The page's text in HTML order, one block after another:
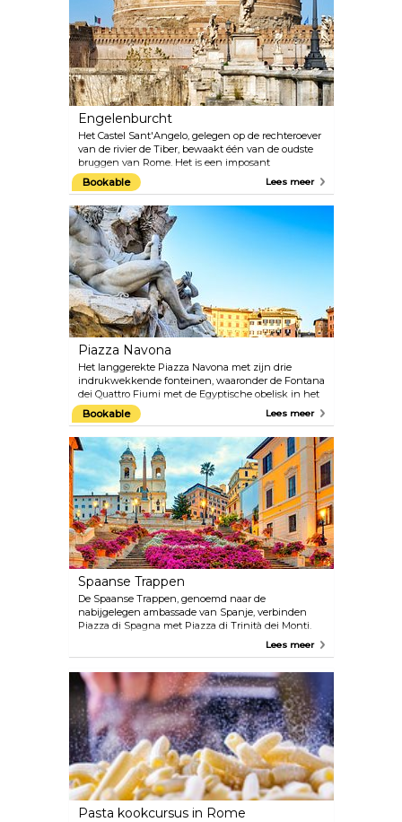
bent, mis dan niet de kans om naar de top van de
koepel te gaan, waar het adembenemende uitzicht
op het Sint-Pietersplein op je wacht.
Engelenburcht
Het Castel Sant'Angelo, gelegen op de rechteroever
van de rivier de Tiber, bewaakt één van de oudste
bruggen van Rome. Het is een imposant
cilindervormig gebouw, oorspronkelijk gebouwd in
opdracht van keizer Hadrianus als mausoleum voor
hemzelf en zijn familie. Het werd later omgebouwd
tot een fort, een pauselijke residentie en een
gevangenis. Nu is het een museum met een
prachtig uitzicht over Rome.
Bookable Lees meer
Piazza Navona
Het langgerekte Piazza Navona met zijn drie
indrukwekkende fonteinen, waaronder de Fontana
dei Quattro Fiumi met de Egyptische obelisk in het
midden, is het beroemdste en meest levendige
plein van Rome. Het plein is gebouwd in de 1e
eeuw na Christus. Het was vroeger een stadion voor
atletiekwedstrijden en bood plaats aan meer dan
20.000 toeschouwers. Het decor van barokke
architectuur, toeristen, straatartiesten, restaurants
en bars maakt het de perfecte setting om van het
moment te genieten.
Bookable Lees meer
Spaanse Trappen
De Spaanse Trappen, genoemd naar de
nabijgelegen ambassade van Spanje, verbinden
Piazza di Spagna met Piazza di Trinità dei Monti.
De monumentale trap staat bekend als een
ontmoetingsplaats voor zowel toeristen als de lokale
bezienswaardigheden op de eerste rij plaatsnemen
voor het spektakel van het straatleven in Rome. In
het voorjaar bloeien de Spaanse Trappen met
azaleabloemen, waardoor het één van de meest
fotogenieke attracties in Rome is. De trappen zijn
over de hele wereld beroemd geworden, mede
dankzij Audrey Hepburn's film “Roman Holiday” en
het nummer “When I Paint My Masterpiece” van
Bob Dylan.
Lees meer
Pasta kookcursus in Rome